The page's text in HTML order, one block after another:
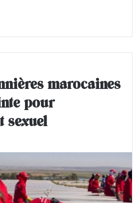
marocaines
pour
sexuel